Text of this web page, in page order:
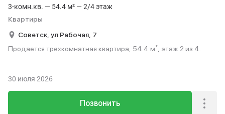
3-комн.кв. — 54.4 м² — 2/4 этаж
Квартиры
Советск, ул Рабочая, 7
Продается трехкомнатная квартира, 54.4 м², этаж 2 из 4.
Позвонить
30 июля 2026